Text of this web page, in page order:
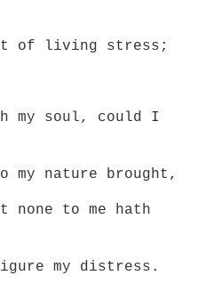
of living stress;
my soul, could I
my nature brought,
to me hath
my distress.